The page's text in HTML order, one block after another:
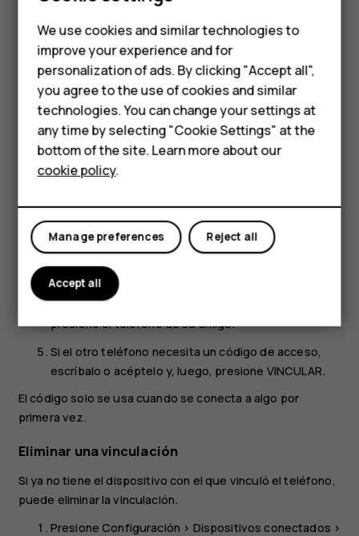
Feature phones
Phones for kids
Accessories
HMD Terra M
For business
Tablets
Si desea compartir sus fotos u otros contenidos con un
amigo, envíelos al teléfono de su amigo mediante
Bluetooth.
Puede usar más de una conexión de Bluetooth al mismo
tiempo. Por ejemplo, mientras use auriculares Bluetooth,
puede enviar cosas a otro teléfono.
PresioneConfiguración>Dispositivos conectados
Preferencias de conexión
ambos teléfonos y que los teléfonos estén visibles
entre sí.
Vaya al contenido que quiera enviar y presione
Bluetooth
En la lista de dispositivos Bluetooth encontrados,
presione el teléfono de su amigo.
Si el otro teléfono necesita un código de acceso,
escríbalo o acéptelo y, luego, presione VINCULAR.
El código solo se usa cuando se conecta a algo por
primera vez.
Eliminar una vinculación
Si ya no tiene el dispositivo con el que vinculó el teléfono,
puede eliminar la vinculación.
PresioneConfiguración > Dispositivos conectados >
We use cookies and similar technologies to
improve your experience and for
personalization of ads. By clicking "Accept all",
you agree to the use of cookies and similar
technologies. You can change your settings at
any time by selecting "Cookie Settings" at the
bottom of the site. Learn more about our
cookie policy.
Reject all
Manage preferences
Accept all